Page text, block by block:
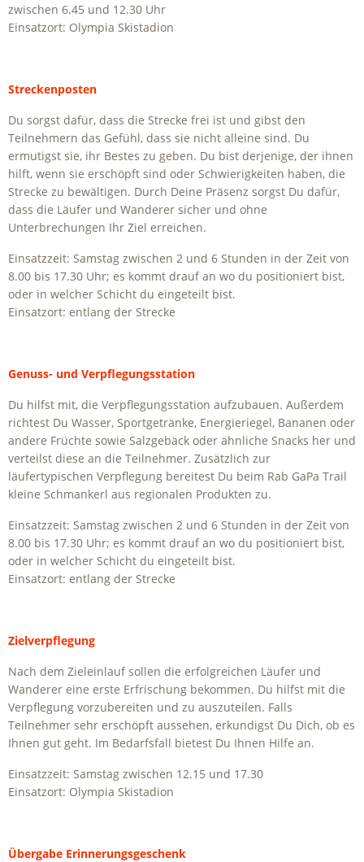
zwischen 6.45 und 12.30 Uhr
Einsatzort: Olympia Skistadion
Streckenposten
Du sorgst dafür, dass die Strecke frei ist und gibst den
Teilnehmern das Gefühl, dass sie nicht alleine sind. Du
ermutigst sie, ihr Bestes zu geben. Du bist derjenige, der ihnen
hilft, wenn sie erschöpft sind oder Schwierigkeiten haben, die
Strecke zu bewältigen. Durch Deine Präsenz sorgst Du dafür,
dass die Läufer und Wanderer sicher und ohne
Unterbrechungen Ihr Ziel erreichen.
Einsatzzeit: Samstag zwischen 2 und 6 Stunden in der Zeit von
8.00 bis 17.30 Uhr; es kommt drauf an wo du positioniert bist,
oder in welcher Schicht du eingeteilt bist.
Einsatzort: entlang der Strecke
Genuss- und Verpflegungsstation
Du hilfst mit, die Verpflegungsstation aufzubauen. Außerdem
richtest Du Wasser, Sportgetränke, Energieriegel, Bananen oder
andere Früchte sowie Salzgebäck oder ähnliche Snacks her und
verteilst diese an die Teilnehmer. Zusätzlich zur
läufertypischen Verpflegung bereitest Du beim Rab GaPa Trail
kleine Schmankerl aus regionalen Produkten zu.
Einsatzzeit: Samstag zwischen 2 und 6 Stunden in der Zeit von
8.00 bis 17.30 Uhr; es kommt drauf an wo du positioniert bist,
oder in welcher Schicht du eingeteilt bist.
Einsatzort: entlang der Strecke
Zielverpflegung
Nach dem Zieleinlauf sollen die erfolgreichen Läufer und
Wanderer eine erste Erfrischung bekommen. Du hilfst mit die
Verpflegung vorzubereiten und zu auszuteilen. Falls
Teilnehmer sehr erschöpft aussehen, erkundigst Du Dich, ob es
Ihnen gut geht. Im Bedarfsfall bietest Du Ihnen Hilfe an.
Einsatzzeit: Samstag zwischen 12.15 und 17.30
Einsatzort: Olympia Skistadion
Übergabe Erinnerungsgeschenk